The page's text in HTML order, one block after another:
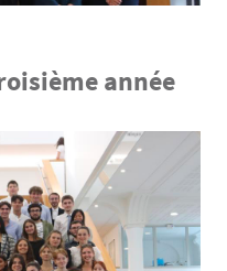
année